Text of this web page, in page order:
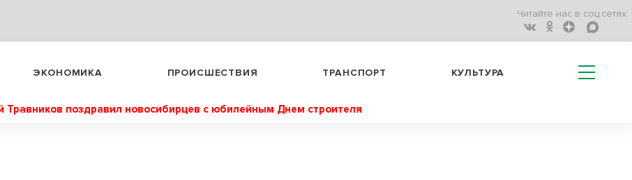
Читайте нас в соц.сетях:
ЭКОНОМИКА ПРОИСШЕСТВИЯ ТРАНСПОРТ КУЛЬТУРА
Травников поздравил новосибирцев с юбилейным Днем строителя